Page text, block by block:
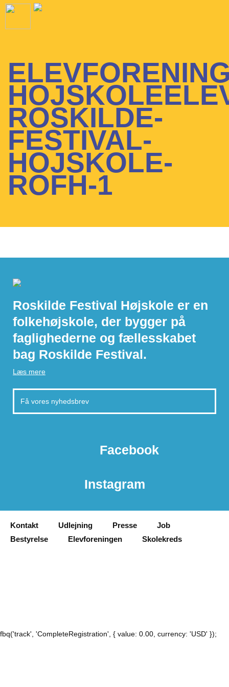
ROSKILDE-
FESTIVAL-
HOJSKOLE-
ROFH-1
Roskilde Festival Højskole er en
folkehøjskole, der bygger på
faglighederne og fællesskabet
bag Roskilde Festival.
Læs mere
Facebook
Instagram
Kontakt Udlejning Presse
Job
Bestyrelse
Elevforeningen Skolekreds
fbq('track', 'CompleteRegistration', { value: 0.00, currency: 'USD' });